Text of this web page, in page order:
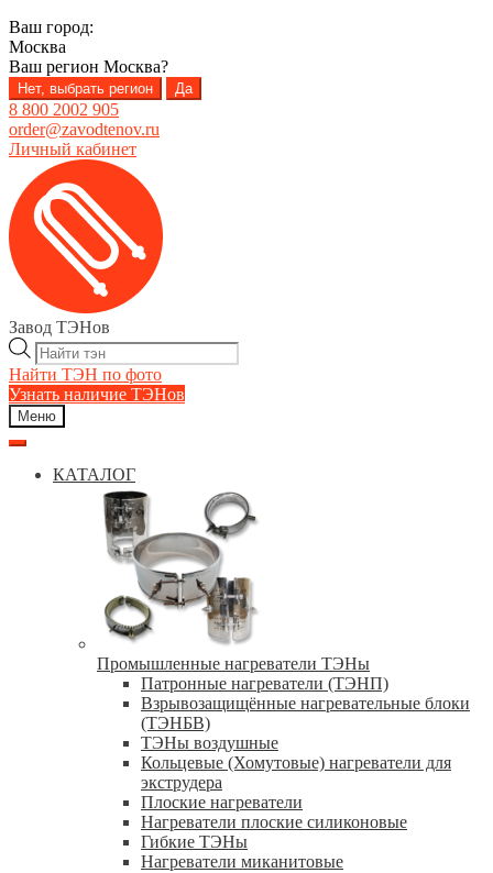
Ваш город:
Москва
Ваш регион Москва?
Нет, выбрать регион Да
8 800 2002 905
order@zavodtenov.ru
Личный кабинет
Перейти
навигации
Перейти
содержимому
Завод ТЭНов
Поиск
товаров
Найти ТЭН по фото
Узнать наличие ТЭНов
Меню
КАТАЛОГ
Промышленные нагреватели ТЭНы
Патронные нагреватели (ТЭНП)
Взрывозащищённые нагревательные блоки
(ТЭНБВ)
ТЭНы воздушные
Кольцевые (Хомутовые) нагреватели для
экструдера
Плоские нагреватели
Нагреватели плоские силиконовые
Гибкие ТЭНы
Нагреватели миканитовые